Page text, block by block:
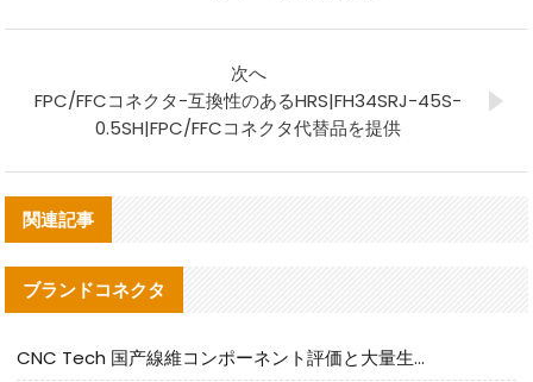
次へ
FPC/FFCコネクタ-互換性のあるHRS|FH34SRJ-45S-
0.5SH|FPC/FFCコネクタ代替品を提供
関連記事
ブランドコネクタ
CNC Tech 国产線維コンポーネント評価と大量生産適合ガイド